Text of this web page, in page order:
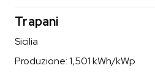
Trapani
Sicilia
Produzione:1,501kWh/kWp